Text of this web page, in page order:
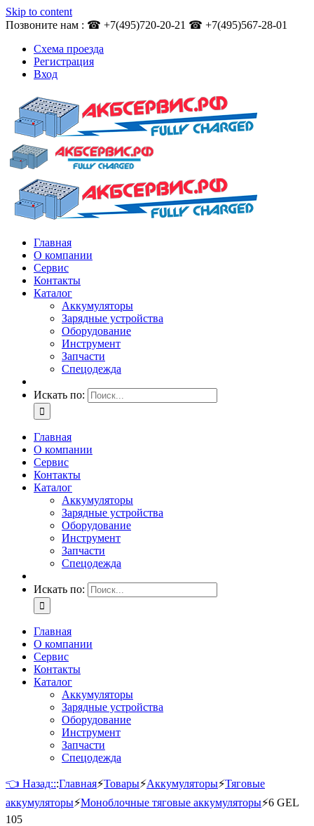
Skip to content
Позвоните нам : ☎ +7(495)720-20-21 ☎ +7(495)567-28-01
Схема проезда
Регистрация
Вход
Главная
О компании
Сервис
Контакты
Каталог
Аккумуляторы
Зарядные устройства
Оборудование
Инструмент
Запчасти
Спецодежда
Искать по:
Главная
О компании
Сервис
Контакты
Каталог
Аккумуляторы
Зарядные устройства
Оборудование
Инструмент
Запчасти
Спецодежда
Искать по:
Главная
О компании
Сервис
Контакты
Каталог
Аккумуляторы
Зарядные устройства
Оборудование
Инструмент
Запчасти
Спецодежда
👈 Назад:::Главная⚡Товары⚡Аккумуляторы⚡Тяговые
аккумуляторы⚡Моноблочные тяговые аккумуляторы⚡6 GEL
105